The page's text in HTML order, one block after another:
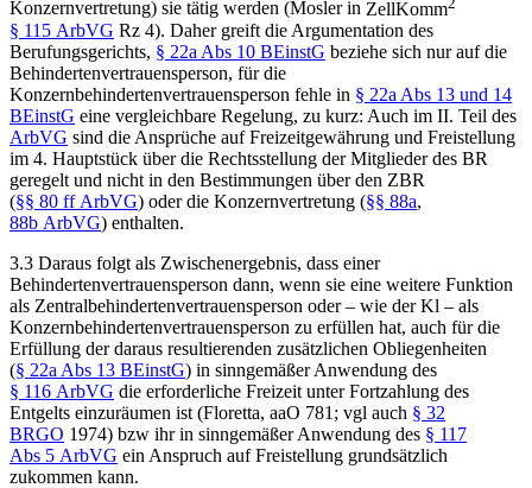
Konzernvertretung) sie tätig werden (Moslerin ZellKomm
§ 115 ArbVG Rz 4). Daher greift die Argumentation des
Berufungsgerichts, § 22a Abs 10 BEinstG beziehe sich nur auf die
Behindertenvertrauensperson, für die
Konzernbehindertenvertrauensperson fehle in § 22a Abs 13 und 14
BEinstG eine vergleichbare Regelung, zu kurz: Auch im II. Teil des
ArbVG sind die Ansprüche auf Freizeitgewährung und Freistellung
im 4. Hauptstück über die Rechtsstellung der Mitglieder des BR
geregelt und nicht in den Bestimmungen über den ZBR
(§§ 80 ff ArbVG) oder die Konzernvertretung (§§ 88a,
88b ArbVG) enthalten.
3.3 Daraus folgt als Zwischenergebnis, dass einer
Behindertenvertrauensperson dann, wenn sie eine weitere Funktion
als Zentralbehindertenvertrauensperson oder – wie der Kl – als
Konzernbehindertenvertrauensperson zu erfüllen hat, auch für die
Erfüllung der daraus resultierenden zusätzlichen Obliegenheiten
(§ 22a Abs 13 BEinstG) in sinngemäßer Anwendung des
§ 116 ArbVG die erforderliche Freizeit unter Fortzahlung des
Entgelts einzuräumen ist (Floretta, aaO 781; vgl auch § 32
BRGO 1974) bzw ihr in sinngemäßer Anwendung des § 117
Abs 5 ArbVG ein Anspruch auf Freistellung grundsätzlich
zukommen kann.